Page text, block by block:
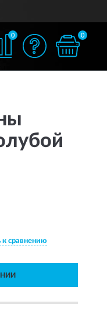
0 0
сравнению